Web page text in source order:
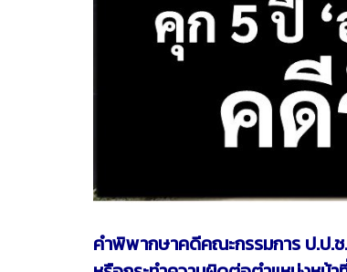
คำพิพากษาคดีคณะกรรมการ ป.ป.